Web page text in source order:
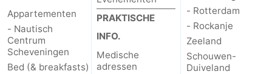
Appartementen
- Nautisch
Centrum
Scheveningen
Bed (& breakfasts)
PRAKTISCHE
INFO.
Medische
adressen
- Rotterdam
- Rockanje
Zeeland
Schouwen-
Duiveland